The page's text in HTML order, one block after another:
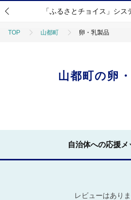
「ふるさとチョイス」シ
TOP 山都町 卵・乳製品
山都町の卵
自治体への応援メ
レビューはありま